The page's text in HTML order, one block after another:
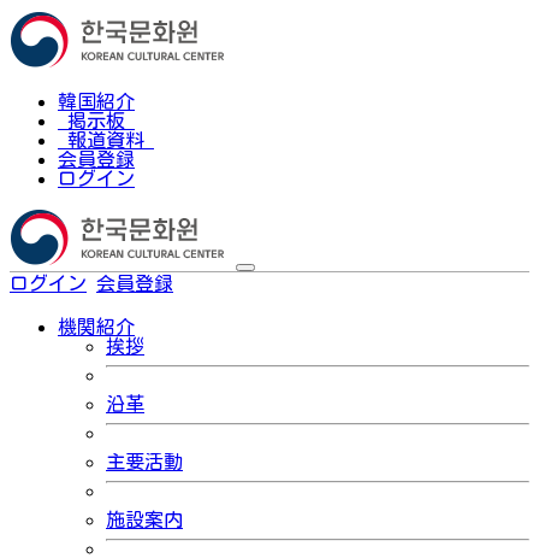
韓国紹介
掲示板
報道資料
会員登録
ログイン
ログイン 会員登録
機関紹介
挨拶
沿革
主要活動
施設案内